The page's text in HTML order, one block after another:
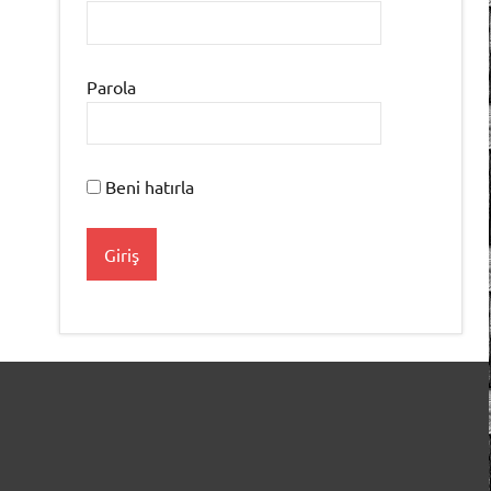
Parola
Beni hatırla